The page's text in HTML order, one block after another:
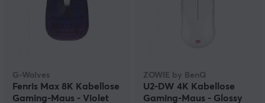
G-Wolves
Fenris Max 8K Kabellose
Gaming-Maus - Violet
ZOWIE by BenQ
U2-DW 4K Kabellose
Gaming-Maus - Glossy